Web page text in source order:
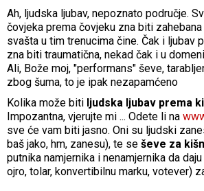
Ah, ljudska ljubav, nepoznato područje.
čovjeka prema čovjeku zna biti
svašta u tim trenucima čine. Čak i ljubav
zna biti traumatična, nekad čak i u
Ali, Bože moj, "performans" ševe,
zbog šuma, to je ipak nezapamćeno
Kolika može biti ljudska ljubav prema
Impozantna, vjerujte mi ... Odete li na
sve će vam biti jasno. Oni su ljudski
baš jako, hm, zanesu), te se ševe za
putnika namjernika i nenamjernika da
ojro, tolar, konvertibilnu marku, votever)